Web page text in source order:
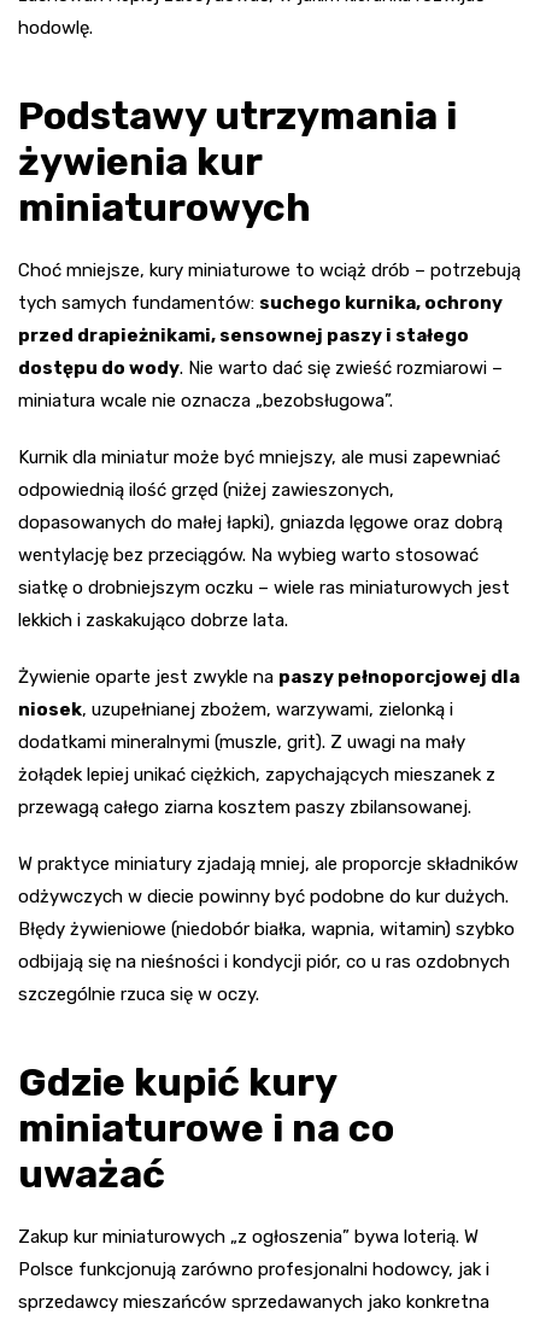
hodowlę.
Podstawy utrzymania i
żywienia kur
miniaturowych
Choć mniejsze, kury miniaturowe to wciąż drób – potrzebują
tych samych fundamentów: suchego kurnika, ochrony
przed drapieżnikami, sensownej paszy i stałego
dostępu do wody. Nie warto dać się zwieść rozmiarowi –
miniatura wcale nie oznacza „bezobsługowa”.
Kurnik dla miniatur może być mniejszy, ale musi zapewniać
odpowiednią ilość grzęd (niżej zawieszonych,
dopasowanych do małej łapki), gniazda lęgowe oraz dobrą
wentylację bez przeciągów. Na wybieg warto stosować
siatkę o drobniejszym oczku – wiele ras miniaturowych jest
lekkich i zaskakująco dobrze lata.
Żywienie oparte jest zwykle na paszy pełnoporcjowej dla
niosek, uzupełnianej zbożem, warzywami, zielonką i
dodatkami mineralnymi (muszle, grit). Z uwagi na mały
żołądek lepiej unikać ciężkich, zapychających mieszanek z
przewagą całego ziarna kosztem paszy zbilansowanej.
W praktyce miniatury zjadają mniej, ale proporcje składników
odżywczych w diecie powinny być podobne do kur dużych.
Błędy żywieniowe (niedobór białka, wapnia, witamin) szybko
odbijają się na nieśności i kondycji piór, co u ras ozdobnych
szczególnie rzuca się w oczy.
Gdzie kupić kury
miniaturowe i na co
uważać
Zakup kur miniaturowych „z ogłoszenia” bywa loterią. W
Polsce funkcjonują zarówno profesjonalni hodowcy, jak i
sprzedawcy mieszańców sprzedawanych jako konkretna